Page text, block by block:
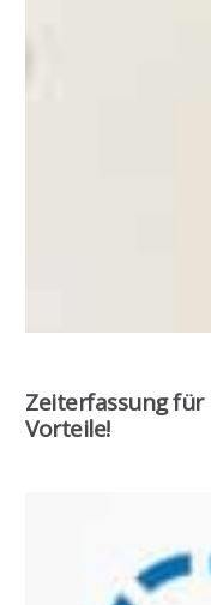
Zeiterfassung
Vorteile!